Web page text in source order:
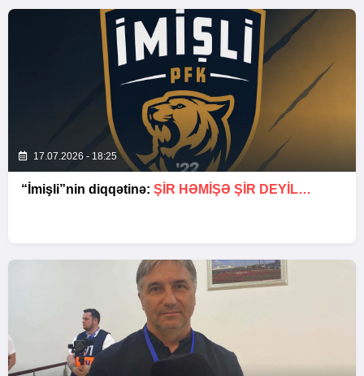
17.07.2026 - 18:25
“İmişli”nin diqqətinə: ŞIR HƏMIŞƏ ŞIR DEYIL…